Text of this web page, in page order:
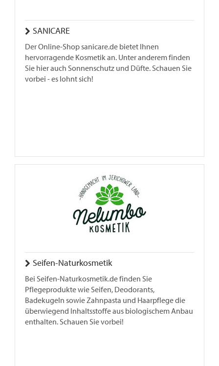
SANICARE
Der Online-Shop sanicare.de bietet Ihnen
hervorragende Kosmetik an. Unter anderem finden
Sie hier auch Sonnenschutz und Düfte. Schauen Sie
vorbei - es lohnt sich!
Seifen-Naturkosmetik
Bei Seifen-Naturkosmetik.de finden Sie
Pflegeprodukte wie Seifen, Deodorants,
Badekugeln sowie Zahnpasta und Haarpflege die
überwiegend Inhaltsstoffe aus biologischem Anbau
enthalten. Schauen Sie vorbei!